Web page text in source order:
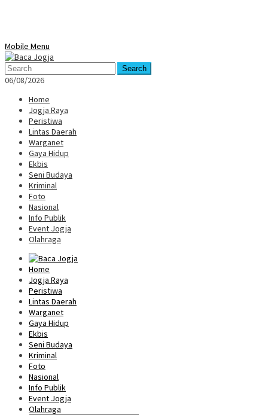
Mobile Menu
Search
06/08/2026
Home
Jogja Raya
Peristiwa
Lintas Daerah
Warganet
Gaya Hidup
Ekbis
Seni Budaya
Kriminal
Foto
Nasional
Info Publik
Event Jogja
Olahraga
Home
Jogja Raya
Peristiwa
Lintas Daerah
Warganet
Gaya Hidup
Ekbis
Seni Budaya
Kriminal
Foto
Nasional
Info Publik
Event Jogja
Olahraga